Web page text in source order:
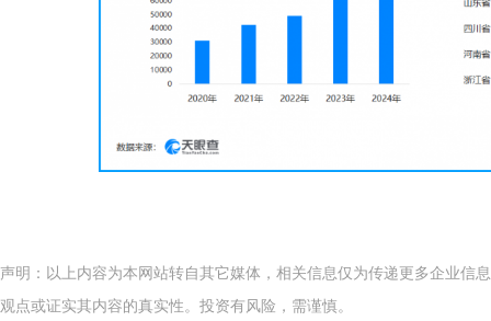
声明：以上内容为本网站转自其它媒体，相关信息仅为传递更多企业信
观点或证实其内容的真实性。投资有风险，需谨慎。